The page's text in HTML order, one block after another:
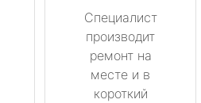
Специалист
производит
ремонт на
месте и в
короткий